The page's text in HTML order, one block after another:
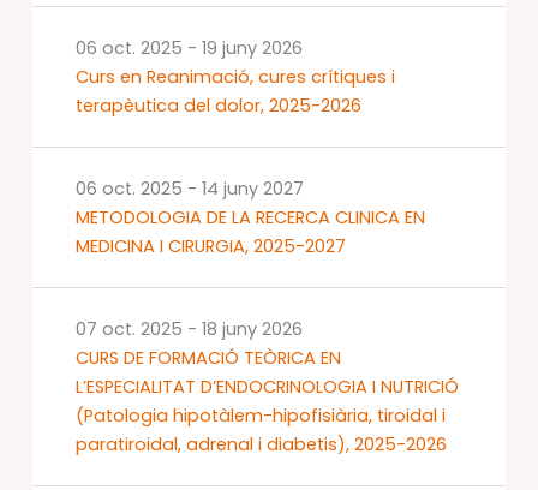
Curs en Reanimació, cures crítiques i
terapèutica del dolor, 2025-2026
06 oct. 2025 - 19 juny 2026
METODOLOGIA DE LA RECERCA CLINICA EN
MEDICINA I CIRURGIA, 2025-2027
06 oct. 2025 - 14 juny 2027
CURS DE FORMACIÓ TEÒRICA EN
L’ESPECIALITAT D’ENDOCRINOLOGIA I NUTRICIÓ
(Patologia hipotàlem-hipofisiària, tiroidal i
paratiroidal, adrenal i diabetis), 2025-2026
07 oct. 2025 - 18 juny 2026